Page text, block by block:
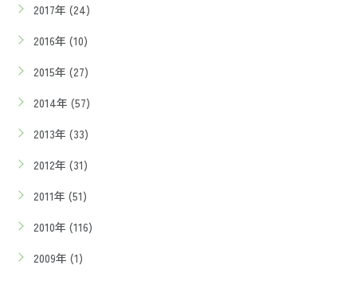
2017年 (24)
2016年 (10)
2015年 (27)
2014年 (57)
2013年 (33)
2012年 (31)
2011年 (51)
2010年 (116)
2009年 (1)